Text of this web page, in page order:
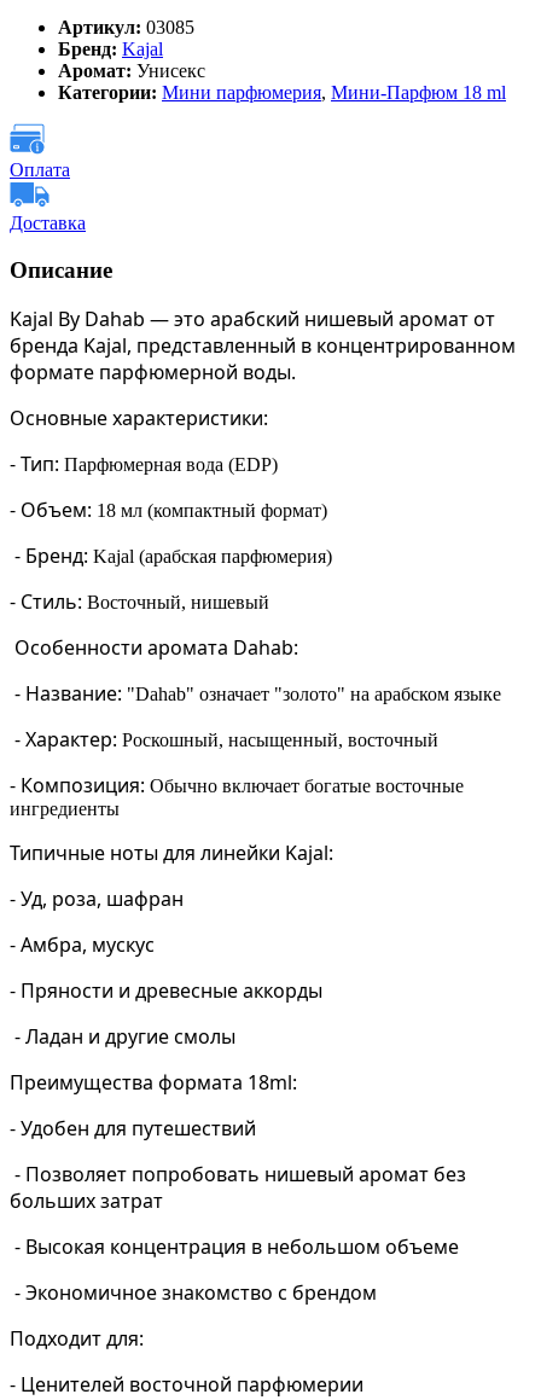
Артикул: 03085
Бренд: Kajal
Аромат: Унисекс
Категории: Мини парфюмерия, Мини-Парфюм 18 ml
Оплата
Доставка
Описание
Kajal By Dahab — это арабский нишевый аромат от
бренда Kajal, представленный в концентрированном
формате парфюмерной воды.
Основные характеристики:
-Тип: Парфюмерная вода (EDP)
- Объем: 18 мл (компактный формат)
- Бренд: Kajal (арабская парфюмерия)
- Стиль: Восточный, нишевый
Особенности аромата Dahab:
- Название: "Dahab" означает "золото" на арабском языке
-Характер: Роскошный, насыщенный, восточный
- Композиция: Обычно включает богатые восточные
ингредиенты
Типичные ноты для линейки Kajal:
- Уд, роза, шафран
- Амбра, мускус
- Пряности и древесные аккорды
- Ладан и другие смолы
Преимущества формата 18ml:
- Удобен для путешествий
- Позволяет попробовать нишевый аромат без
больших затрат
- Высокая концентрация в небольшом объеме
- Экономичное знакомство с брендом
Подходит для:
- Ценителей восточной парфюмерии